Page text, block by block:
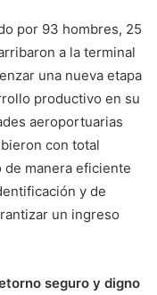
por 93 hombres, 25
a la terminal
una nueva etapa
productivo en su
aeroportuarias
con total
de manera eficiente
y de
un ingreso
seguro y digno